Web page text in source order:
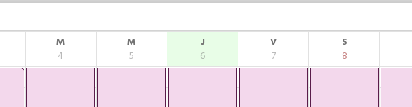
M
4
M
5
J
6
V
7
S
8